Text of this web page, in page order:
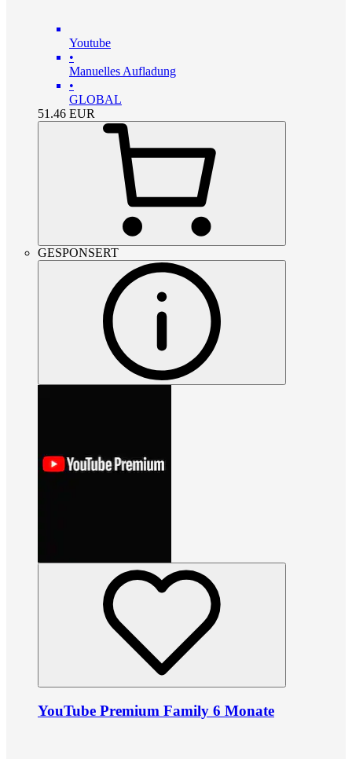
Youtube
•
Manuelles Aufladung
•
GLOBAL
51.46 EUR
GESPONSERT
YouTube Premium Family 6 Monate